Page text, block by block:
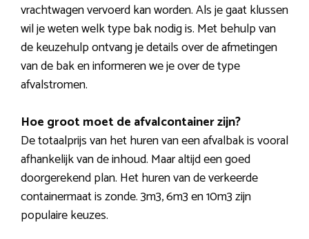
vrachtwagen vervoerd kan worden. Als je gaat klussen
wil je weten welk type bak nodig is. Met behulp van
de keuzehulp ontvang je details over de afmetingen
van de bak en informeren we je over de type
afvalstromen.
Hoe groot moet de afvalcontainer zijn?
De totaalprijs van het huren van een afvalbak is vooral
afhankelijk van de inhoud. Maar altijd een goed
doorgerekend plan. Het huren van de verkeerde
containermaat is zonde. 3m3, 6m3 en 10m3 zijn
populaire keuzes.